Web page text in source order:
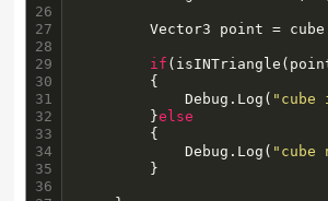
26
27
28
29
30
31
32
33
34
35
36
		Vector3 point = cube.position;
if
			Debug.Log(
		}
else
			Debug.Log(